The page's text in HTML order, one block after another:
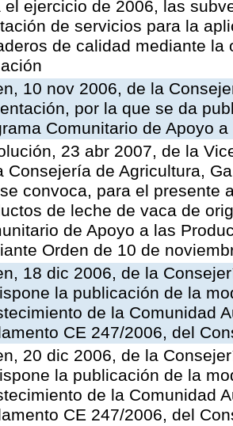
el ejercicio de 2006, las
de servicios para la
de calidad mediante
10 nov 2006, de la
por la que se da
Comunitario de Apoyo
23 abr 2007, de la
Consejería de Agricultura,
convoca, para el presente
de leche de vaca de
de Apoyo a las
Orden de 10 de
18 dic 2006, de la
la publicación de la
de la Comunidad
CE 247/2006, del
20 dic 2006, de la
la publicación de la
de la Comunidad
CE 247/2006, del